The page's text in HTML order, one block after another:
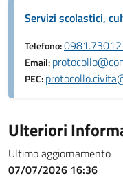
Servizi scolastici,
Telefono:
Email:
PEC:
Ulteriori
Ultimo aggiornamento
07/07/2026 16:36